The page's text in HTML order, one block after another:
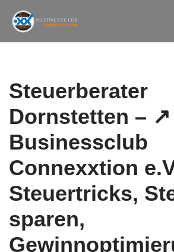
Zum
Steuerberater
Dornstetten – ↗️
Businessclub
Connexxtion
Steuertricks,
sparen,